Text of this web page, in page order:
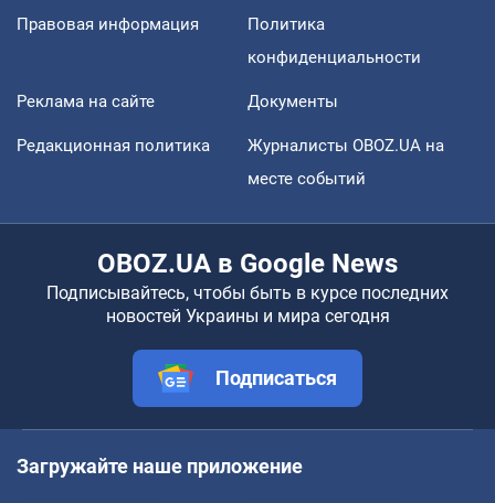
Правовая информация
Политика
конфиденциальности
Реклама на сайте Документы
Редакционная политика
Журналисты OBOZ.UA на
месте событий
OBOZ.UA в Google News
Подписывайтесь, чтобы быть в курсе последних
новостей Украины и мира сегодня
Подписаться
Загружайте наше приложение